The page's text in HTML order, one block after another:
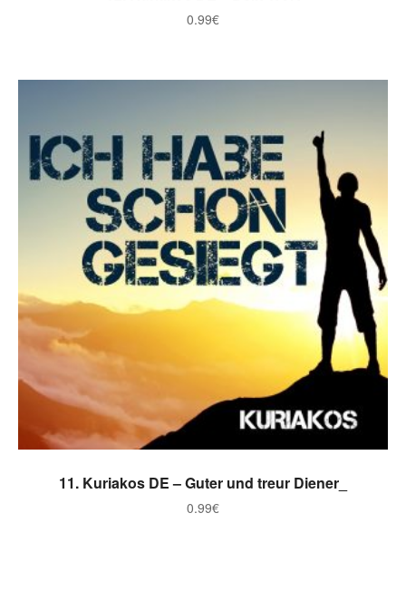
0.99€
ADICIONAR
11. Kuriakos DE – Guter und treur Diener_
0.99€